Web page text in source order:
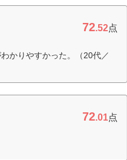
72.52点
かりやすかった。（20代／
72.01点